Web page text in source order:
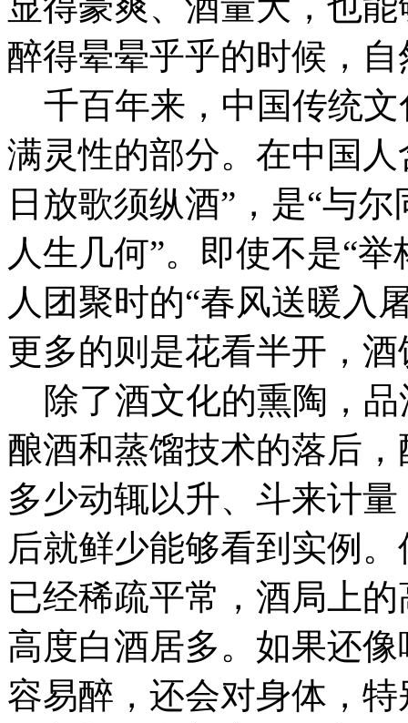
醉得晕晕乎乎的时候，
千百年来，中国传统文
满灵性的部分。在中国
日放歌须纵酒”，是“与
人生几何”。即使不是“
人团聚时的“春风送暖入
更多的则是花看半开，
除了酒文化的熏陶，品
酿酒和蒸馏技术的落后
多少动辄以升、斗来计
后就鲜少能够看到实例
已经稀疏平常，酒局上
高度白酒居多。如果还
容易醉，还会对身体，